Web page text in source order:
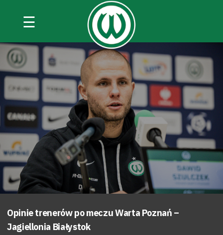
☰
Opinie trenerów po meczu Warta Poznań –
Jagiellonia Białystok